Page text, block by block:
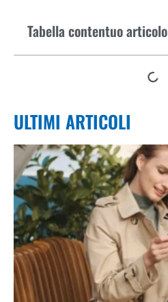
Tabella contentuo articolo
ULTIMI ARTICOLI